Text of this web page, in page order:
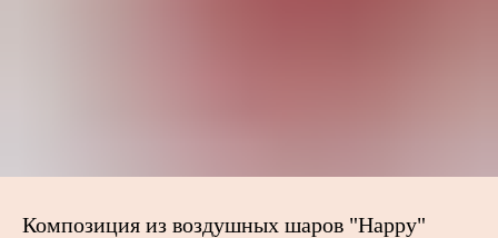
Композиция из воздушных шаров "Happy"